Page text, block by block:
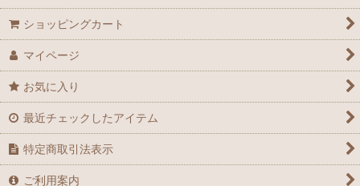
ショッピングカート
マイページ
お気に入り
最近チェックしたアイテム
特定商取引法表示
ご利用案内